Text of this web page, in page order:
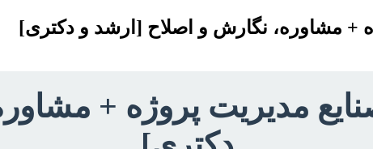
+ مشاوره، نگارش و اصلاح [ارشد و دکتری]
مدیریت پروژه +